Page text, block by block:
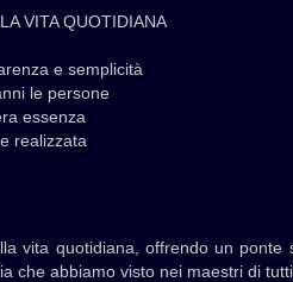
VITA QUOTIDIANA
e semplicità
le persone
essenza
realizzata
vita quotidiana, offrendo un
che abbiamo visto nei maestri di